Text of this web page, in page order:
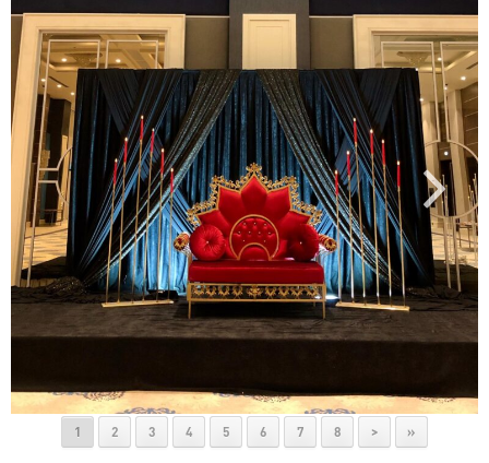
1 2 3 4 5 6 7 8 > »